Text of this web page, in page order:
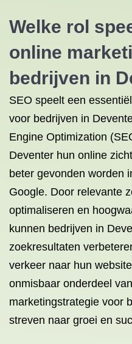
Welke rol
online
bedrijven in
SEO speelt een
voor bedrijven in
Engine Optimization
Deventer hun online
beter gevonden worden
Google. Door relevante
optimaliseren en
kunnen bedrijven in
zoekresultaten
verkeer naar hun
onmisbaar onderdeel
marketingstrategie voor
streven naar groei en